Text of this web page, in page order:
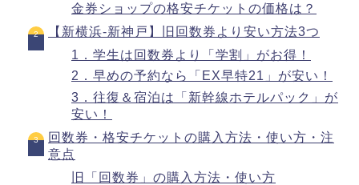
金券ショップの格安チケットの価格は？
【新横浜-新神戸】旧回数券より安い方法3つ
1．学生は回数券より「学割」がお得！
2．早めの予約なら「EX早特21」が安い！
3．往復＆宿泊は「新幹線ホテルパック」が
安い！
回数券・格安チケットの購入方法・使い方・注
意点
旧「回数券」の購入方法・使い方